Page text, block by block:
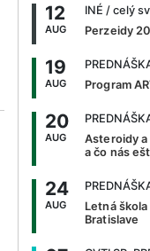
12
AUG
INÉ / celý
Perzeidy
19
AUG
Program
20
AUG
Asteroidy a
a čo nás
24
AUG
Letná
Bratislave